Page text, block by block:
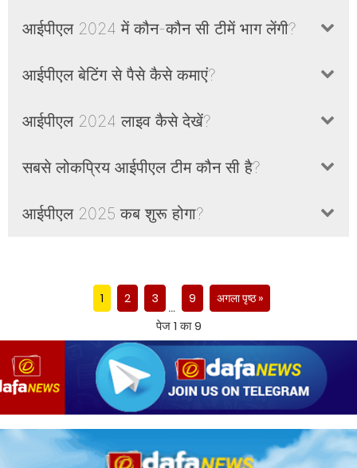
आईपीएल 2024 14 मार्च से 25 मई तक आयोजित होगा।
आईपीएल 2024 में कौन-कौन सी टीमें भाग लेंगी?
मुंबई इंडियंस, चेन्नई सुपर किंग्स, रॉयल चैलेंजर्स बैंगलोर, और अन्य टीमें।
आईपीएल बेटिंग से पैसे कैसे कमाएं?
सही रणनीति अपनाकर और Dafabet जैसे प्लेटफॉर्म का उपयोग
करके।
आईपीएल 2024 लाइव कैसे देखें?
डिजिटल प्लेटफॉर्म्स और Dafabet ऐप पर लाइव स्ट्रीमिंग उपलब्ध है।
सबसे लोकप्रिय आईपीएल टीम कौन सी है?
मुंबई इंडियंस और चेन्नई सुपर किंग्स।
आईपीएल 2025 कब शुरू होगा?
1 2 3
…
9 अगला पृष्ठ »
पेज 1 का 9